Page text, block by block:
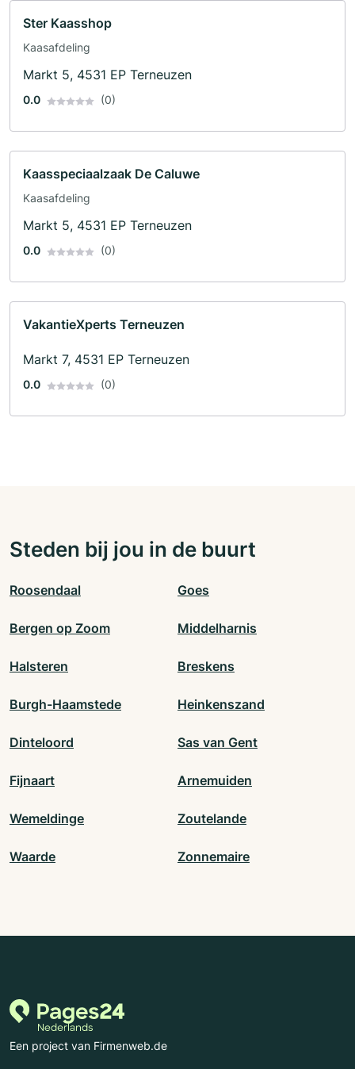
Ster Kaasshop
Kaasafdeling
Markt 5, 4531 EP Terneuzen
0.0 (0)
Kaasspeciaalzaak De Caluwe
Kaasafdeling
Markt 5, 4531 EP Terneuzen
0.0 (0)
VakantieXperts Terneuzen
Markt 7, 4531 EP Terneuzen
0.0 (0)
Steden bij jou in de buurt
Roosendaal Goes
Bergen op Zoom Middelharnis
Halsteren Breskens
Burgh-Haamstede Heinkenszand
Dinteloord Sas van Gent
Fijnaart Arnemuiden
Wemeldinge Zoutelande
Waarde Zonnemaire
Een project van Firmenweb.de